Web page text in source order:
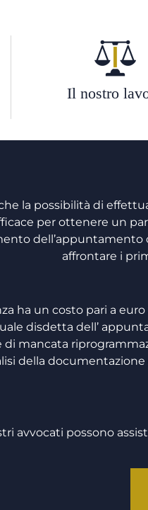
Il nostro
la possibilità di
per ottenere un
dell’appuntamento
affrontare i
ha un costo pari a
disdetta dell’
mancata
della
avvocati possono